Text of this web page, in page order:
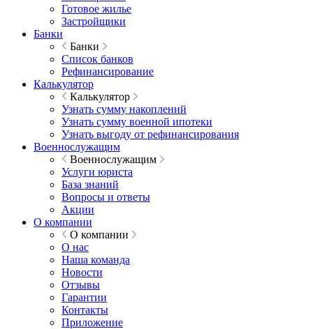
Готовое жилье
Застройщики
Банки
Банки
Список банков
Рефинансирование
Калькулятор
Калькулятор
Узнать сумму накоплений
Узнать сумму военной ипотеки
Узнать выгоду от рефинансирования
Военнослужащим
Военнослужащим
Услуги юриста
База знаний
Вопросы и ответы
Акции
О компании
О компании
О нас
Наша команда
Новости
Отзывы
Гарантии
Контакты
Приложение